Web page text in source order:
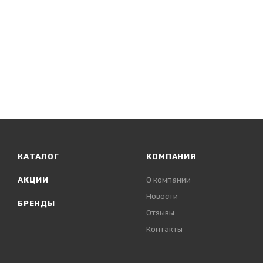
КАТАЛОГ
АКЦИИ
БРЕНДЫ
КОМПАНИЯ
О компании
Новости
Отзывы
Контакты